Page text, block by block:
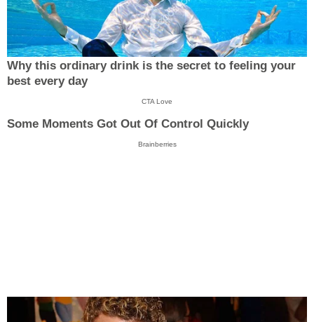
Why this ordinary drink is the secret to feeling your
best every day
CTA Love
Some Moments Got Out Of Control Quickly
Brainberries